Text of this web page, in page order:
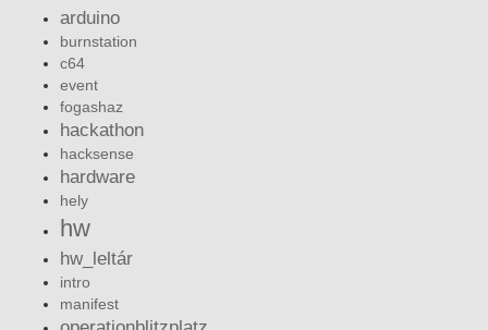
arduino
burnstation
c64
event
fogashaz
hackathon
hacksense
hardware
hely
hw
hw_leltár
intro
manifest